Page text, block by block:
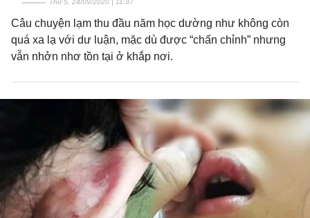
Thứ 5, 24/09/2020 | 11:37
Câu chuyện lạm thu đầu năm học dường như không còn
quá xa lạ với dư luận, mặc dù được “chấn chỉnh” nhưng
vẫn nhởn nhơ tồn tại ở khắp nơi.